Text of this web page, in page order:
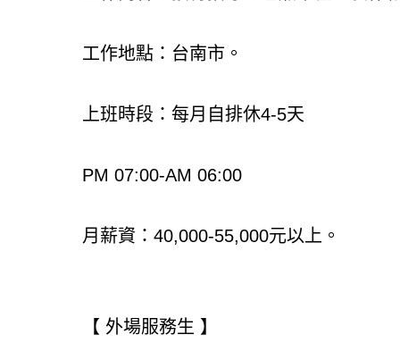
工作地點：台南市。
上班時段：每月自排休4-5天
PM 07:00-AM 06:00
月薪資：40,000-55,000元以上。
【 外場服務生 】